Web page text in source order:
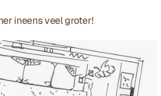
ineens veel groter!